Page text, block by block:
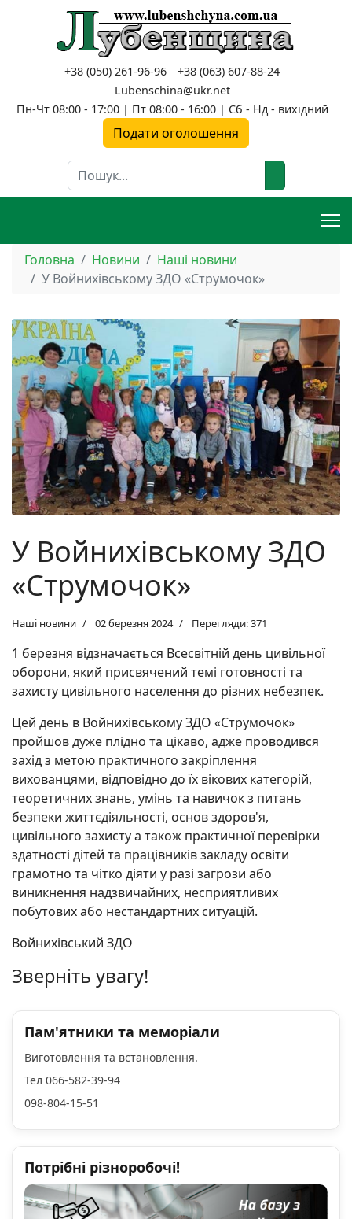
+38 (050) 261-96-96
+38 (063) 607-88-24
Lubenschina@ukr.net
Пн-Чт 08:00 - 17:00 | Пт 08:00 - 16:00 | Сб - Нд - вихідний
Подати оголошення
Пошук
Головна Новини
Наші новини
У Войнихівському ЗДО «Струмочок»
У Войнихівському ЗДО
«Струмочок»
Наші новини 02 березня 2024 Перегляди: 371
1 березня відзначається Всесвітній день цивільної
оборони, який присвячений темі готовності та
захисту цивільного населення до різних небезпек.
Цей день в Войнихівському ЗДО «Струмочок»
пройшов дуже плідно та цікаво, адже проводився
захід з метою практичного закріплення
вихованцями, відповідно до їх вікових категорій,
теоретичних знань, умінь та навичок з питань
безпеки життєдіяльності, основ здоров'я,
цивільного захисту а також практичної перевірки
здатності дітей та працівників закладу освіти
грамотно та чітко діяти у разі загрози або
виникнення надзвичайних, несприятливих
побутових або нестандартних ситуацій.
Войнихівський ЗДО
Зверніть увагу!
Пам'ятники та меморіали
Виготовлення та встановлення.
Тел 066-582-39-94
098-804-15-51
Потрібні різноробочі!